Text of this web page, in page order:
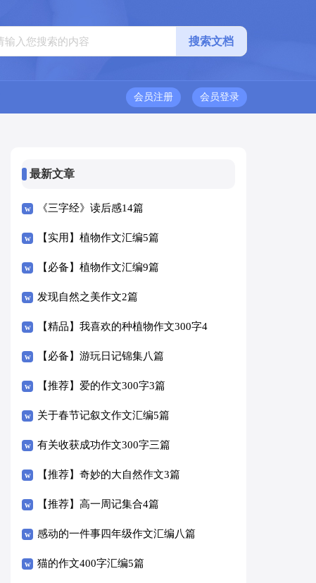
会员登录
会员注册
最新文章
《三字经》读后感14篇
【实用】植物作文汇编5篇
【必备】植物作文汇编9篇
发现自然之美作文2篇
【精品】我喜欢的种植物作文300字4
篇【必备】游玩日记锦集八篇
【推荐】爱的作文300字3篇
关于春节记叙文作文汇编5篇
有关收获成功作文300字三篇
【推荐】奇妙的大自然作文3篇
【推荐】高一周记集合4篇
感动的一件事四年级作文汇编八篇
猫的作文400字汇编5篇